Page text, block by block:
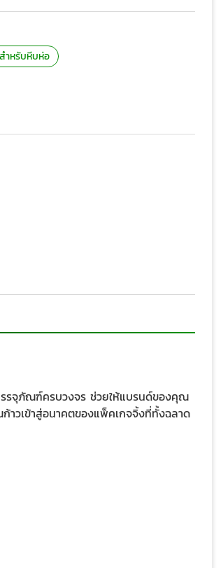
ำหรับหีบห่อ
รรจุภัณฑ์ครบวงจร ช่วยให้แบรนด์ของคุณ
าวเข้าสู่อนาคตของแพ็คเกจจิ้งที่ทั้งฉลาด